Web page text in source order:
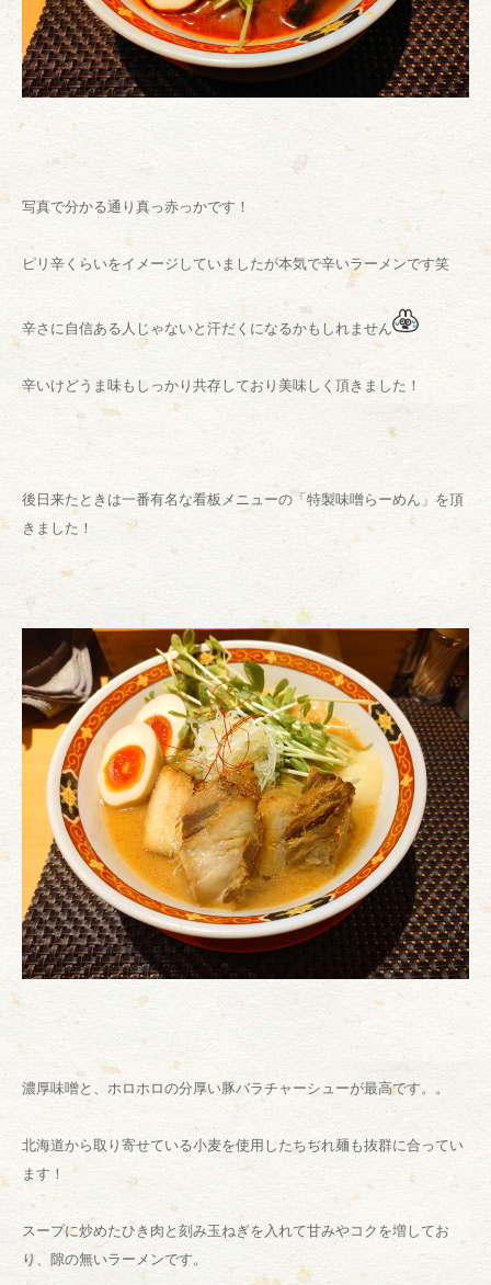
写真で分かる通り真っ赤っかです！
ピリ辛くらいをイメージしていましたが本気で辛いラーメンです笑
辛さに自信ある人じゃないと汗だくになるかもしれません
辛いけどうま味もしっかり共存しており美味しく頂きました！
後日来たときは一番有名な看板メニューの「特製味噌らーめん」を頂
きました！
濃厚味噌と、ホロホロの分厚い豚バラチャーシューが最高です。。
北海道から取り寄せている小麦を使用したちぢれ麺も抜群に合ってい
ます！
スープに炒めたひき肉と刻み玉ねぎを入れて甘みやコクを増してお
り、隙の無いラーメンです。